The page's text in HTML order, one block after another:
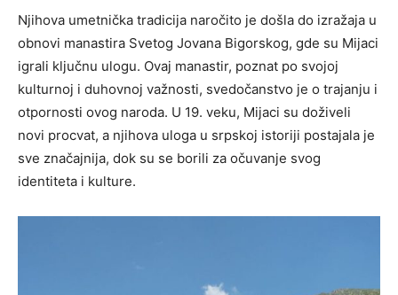
Njihova umetnička tradicija naročito je došla do izražaja u
obnovi manastira Svetog Jovana Bigorskog, gde su Mijaci
igrali ključnu ulogu. Ovaj manastir, poznat po svojoj
kulturnoj i duhovnoj važnosti, svedočanstvo je o trajanju i
otpornosti ovog naroda. U 19. veku, Mijaci su doživeli
novi procvat, a njihova uloga u srpskoj istoriji postajala je
sve značajnija, dok su se borili za očuvanje svog
identiteta i kulture.